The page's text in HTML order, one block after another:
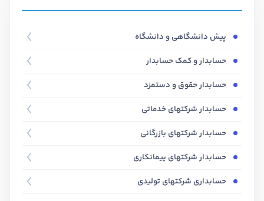
پیش دانشگاهی و دانشگاه
حسابدار و کمک حسابدار
حسابدار حقوق و دستمزد
حسابدار شرکتهای خدماتی
حسابدار شرکتهای بازرگانی
حسابدار شرکتهای پیمانکاری
حسابداری شرکتهای تولیدی